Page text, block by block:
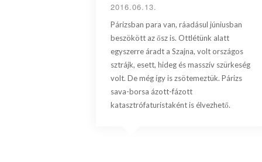
2016.06.13.
Párizsban para van, ráadásul júniusban
beszökött az ősz is. Ottlétünk alatt
egyszerre áradt a Szajna, volt országos
sztrájk, esett, hideg és masszív szürkeség
volt. De még így is zsötemeztük. Párizs
sava-borsa ázott-fázott
katasztrófaturistaként is élvezhető.